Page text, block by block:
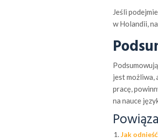
Jeśli
w Holandii,
jest możliwa,
pracę,
na nauce
Jak